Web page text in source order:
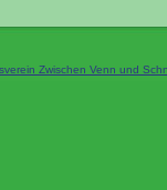
Zwischen Venn und